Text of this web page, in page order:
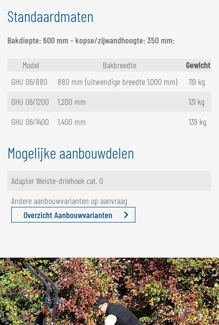
Standaardmaten
Bakdiepte: 600 mm - kopse/zijwandhoogte: 350 mm:
Model Bakbreedte
Gewicht
GHU 06/880
880 mm (uitwendige breedte 1.000 mm)
119 kg
GHU 06/1200
1.200 mm
131 kg
GHU 06/1400
1.400 mm 139 kg
Mogelijke aanbouwdelen
Adapter Weiste-driehoek cat. 0
Andere aanbouwvarianten op aanvraag
Overzicht Aanbouwvarianten